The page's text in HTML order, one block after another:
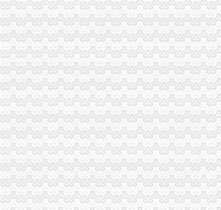
巴南局干部论文入围青年人才论坛市重庆公司
南川局重庆营业执照注销开展微型企业申报回
南川局重庆公司注销景剧《二胡》喜获该区直
渝中局重庆公司注销多措并举全力推进微型企
江津局重庆税务注销四个化推进建重点工作
云局重庆公司注销故陵工商所采取三项举措帮
丰都局启用“学习系统”重庆税务注销模块推进学
武隆局重庆营业执照注销五措并举倾力服务国
巴南区区长段成刚对巴南局重庆代办公司《工
南川局重庆代办公司绘制十幅图表查找廉政风
酉县委常委、重庆分公司注销副县长谭志龙对